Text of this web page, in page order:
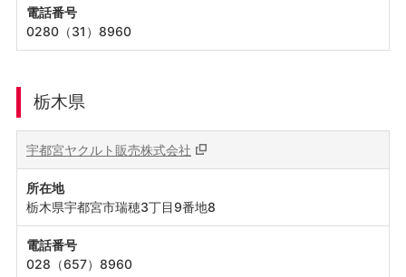
電話番号
0280（31）8960
栃木県
宇都宮ヤクルト販売株式会社
所在地
栃木県宇都宮市瑞穂3丁目9番地8
電話番号
028（657）8960